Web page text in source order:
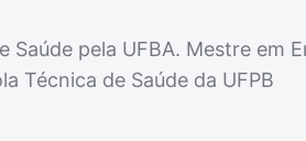
pela UFBA. Mestre em
Técnica de Saúde da UFPB